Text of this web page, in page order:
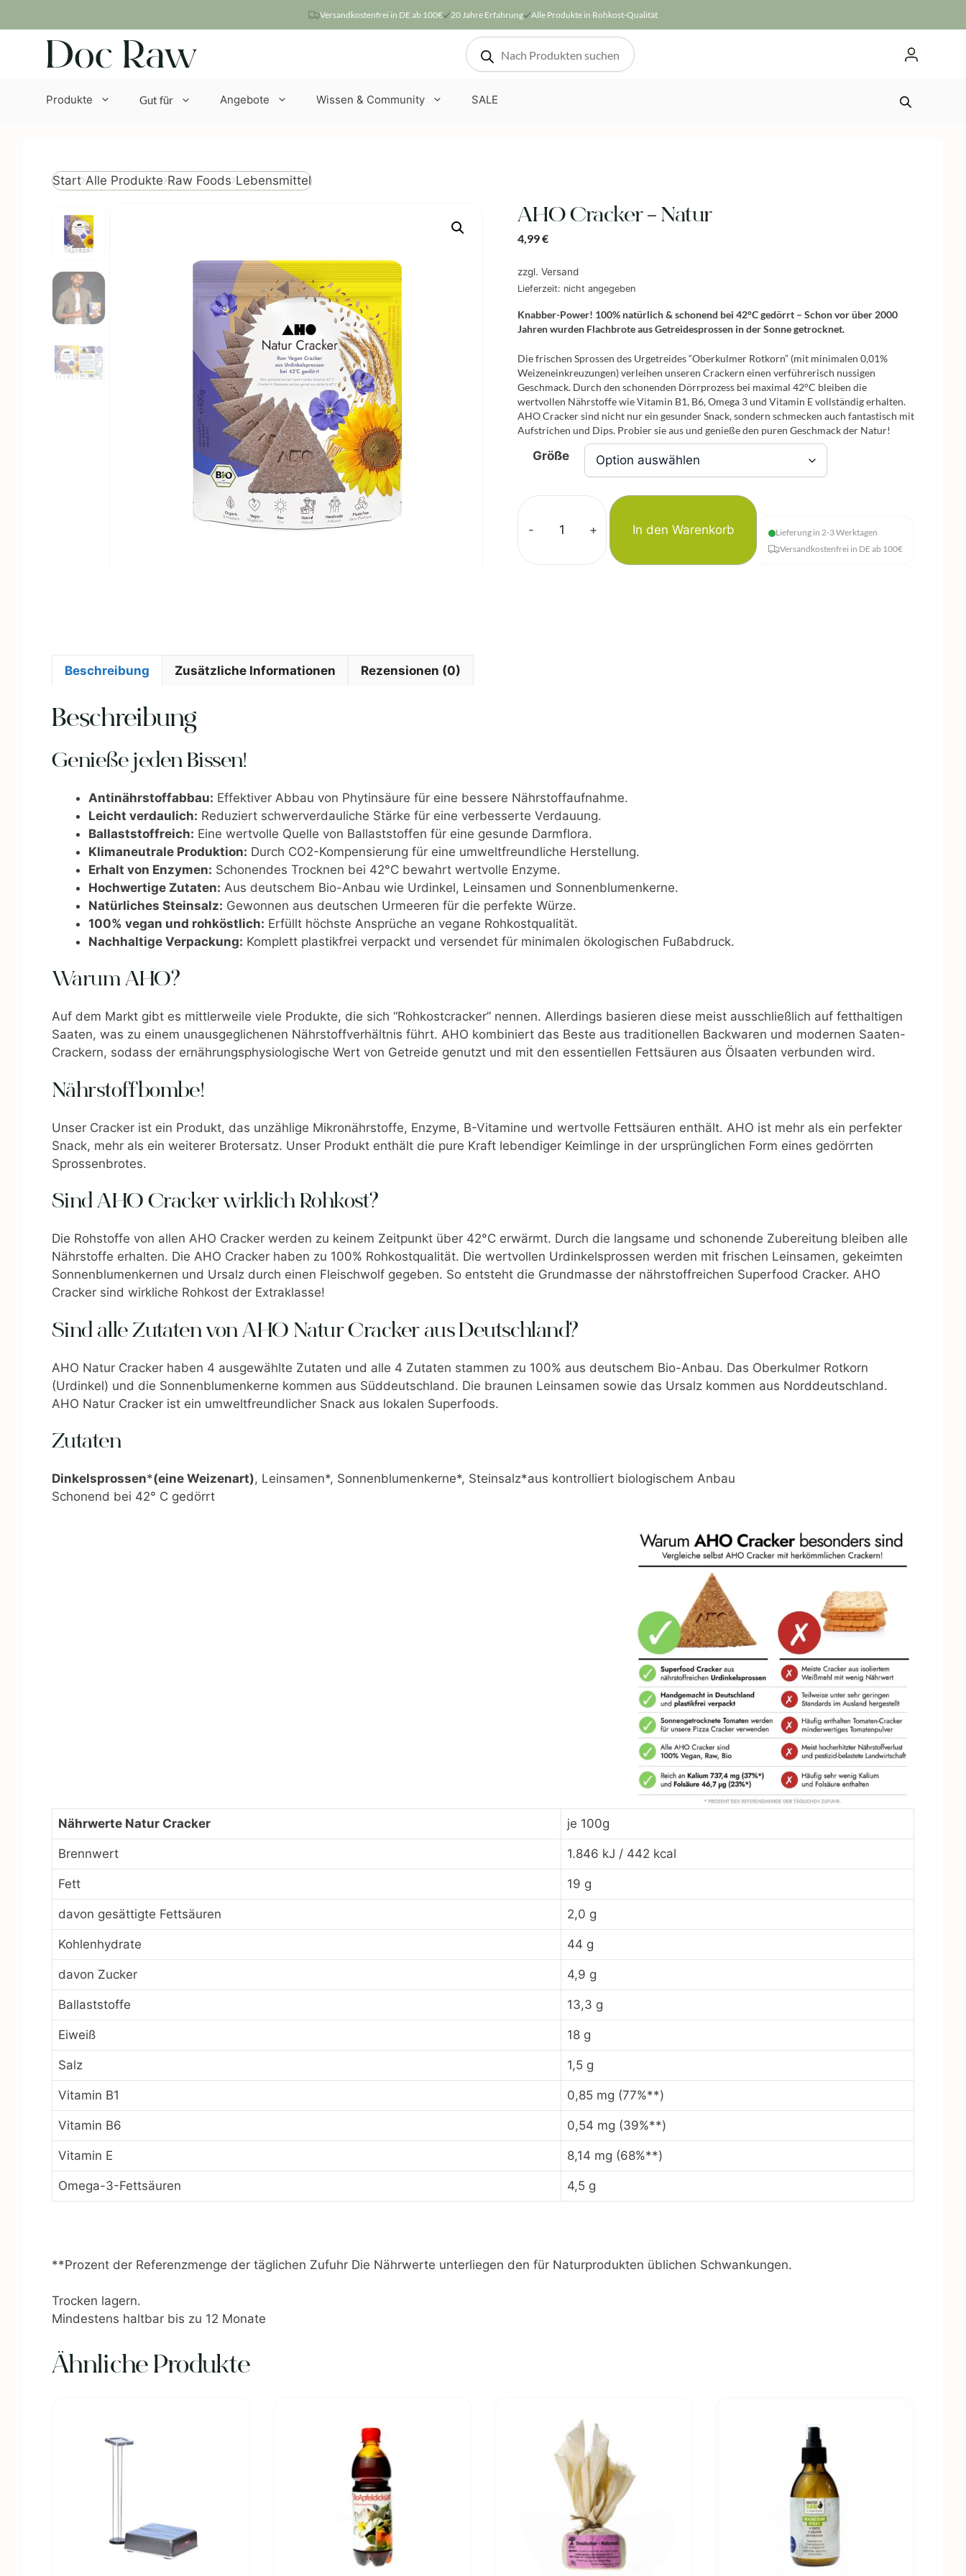
Inhalt
springen
Versandkostenfrei in DE ab 100€ 20 Jahre Erfahrung Alle Produkte in Rohkost-Qualität
Products
search
Produkte Gut für Angebote Wissen & Community SALE
Start Alle Produkte Raw Foods Lebensmittel
AHO Cracker – Natur
4,99€
zzgl. Versand
Lieferzeit: nicht angegeben
Knabber-Power! 100% natürlich & schonend bei 42°C gedörrt – Schon vor über 2000
Jahren wurden Flachbrote aus Getreidesprossen in der Sonne getrocknet.
Die frischen Sprossen des Urgetreides “Oberkulmer Rotkorn” (mit minimalen 0,01%
Weizeneinkreuzungen) verleihen unseren Crackern einen verführerisch nussigen
Geschmack. Durch den schonenden Dörrprozess bei maximal 42°C bleiben die
wertvollen Nährstoffe wie Vitamin B1, B6, Omega 3 und Vitamin E vollständig erhalten.
AHO Cracker sind nicht nur ein gesunder Snack, sondern schmecken auch fantastisch mit
Aufstrichen und Dips. Probier sie aus und genieße den puren Geschmack der Natur!
Größe
-
Cracker
+ In den Warenkorb
Lieferung in 2-3 Werktagen
Versandkostenfrei in DE ab 100€
Beschreibung Zusätzliche Informationen Rezensionen (0)
Beschreibung
Genieße jeden Bissen!
Antinährstoffabbau: Effektiver Abbau von Phytinsäure für eine bessere Nährstoffaufnahme.
Leicht verdaulich: Reduziert schwerverdauliche Stärke für eine verbesserte Verdauung.
Ballaststoffreich: Eine wertvolle Quelle von Ballaststoffen für eine gesunde Darmflora.
Klimaneutrale Produktion: Durch CO2-Kompensierung für eine umweltfreundliche Herstellung.
Erhalt von Enzymen: Schonendes Trocknen bei 42°C bewahrt wertvolle Enzyme.
Hochwertige Zutaten: Aus deutschem Bio-Anbau wie Urdinkel, Leinsamen und Sonnenblumenkerne.
Natürliches Steinsalz: Gewonnen aus deutschen Urmeeren für die perfekte Würze.
100% vegan und rohköstlich: Erfüllt höchste Ansprüche an vegane Rohkostqualität.
Nachhaltige Verpackung: Komplett plastikfrei verpackt und versendet für minimalen ökologischen Fußabdruck.
Warum AHO?
Auf dem Markt gibt es mittlerweile viele Produkte, die sich “Rohkostcracker” nennen. Allerdings basieren diese meist ausschließlich auf fetthaltigen
Saaten, was zu einem unausgeglichenen Nährstoffverhältnis führt. AHO kombiniert das Beste aus traditionellen Backwaren und modernen Saaten-
Crackern, sodass der ernährungsphysiologische Wert von Getreide genutzt und mit den essentiellen Fettsäuren aus Ölsaaten verbunden wird.
Nährstoffbombe!
Unser Cracker ist ein Produkt, das unzählige Mikronährstoffe, Enzyme, B-Vitamine und wertvolle Fettsäuren enthält. AHO ist mehr als ein perfekter
Snack, mehr als ein weiterer Brotersatz. Unser Produkt enthält die pure Kraft lebendiger Keimlinge in der ursprünglichen Form eines gedörrten
Sprossenbrotes.
Sind AHO Cracker wirklich Rohkost?
Die Rohstoffe von allen AHO Cracker werden zu keinem Zeitpunkt über 42°C erwärmt. Durch die langsame und schonende Zubereitung bleiben alle
Nährstoffe erhalten. Die AHO Cracker haben zu 100% Rohkostqualität. Die wertvollen Urdinkelsprossen werden mit frischen Leinsamen, gekeimten
Sonnenblumenkernen und Ursalz durch einen Fleischwolf gegeben. So entsteht die Grundmasse der nährstoffreichen Superfood Cracker. AHO
Cracker sind wirkliche Rohkost der Extraklasse!
Sind alle Zutaten von AHO Natur Cracker aus Deutschland?
AHO Natur Cracker haben 4 ausgewählte Zutaten und alle 4 Zutaten stammen zu 100% aus deutschem Bio-Anbau. Das Oberkulmer Rotkorn
(Urdinkel) und die Sonnenblumenkerne kommen aus Süddeutschland. Die braunen Leinsamen sowie das Ursalz kommen aus Norddeutschland.
AHO Natur Cracker ist ein umweltfreundlicher Snack aus lokalen Superfoods.
Zutaten
Dinkelsprossen*(eine Weizenart), Leinsamen*, Sonnenblumenkerne*, Steinsalz*aus kontrolliert biologischem Anbau
Schonend bei 42° C gedörrt
Nährwerte Natur Cracker je 100g
Brennwert 1.846 kJ / 442 kcal
Fett 19 g
davon gesättigte Fettsäuren 2,0 g
Kohlenhydrate 44 g
davon Zucker 4,9 g
Ballaststoffe 13,3 g
Eiweiß 18 g
Salz 1,5 g
Vitamin B1 0,85 mg (77%**)
Vitamin B6 0,54 mg (39%**)
Vitamin E 8,14 mg (68%**)
Omega-3-Fettsäuren 4,5 g
**Prozent der Referenzmenge der täglichen Zufuhr Die Nährwerte unterliegen den für Naturprodukten üblichen Schwankungen.
Trocken lagern.
Mindestens haltbar bis zu 12 Monate
Ähnliche Produkte